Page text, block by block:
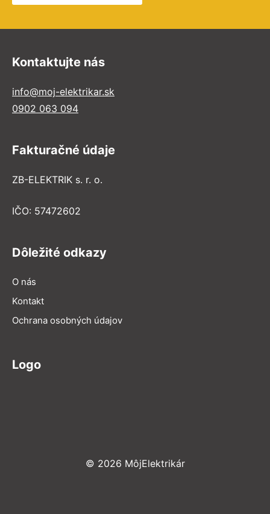
Kontaktujte nás
info@moj-elektrikar.sk
0902 063 094
Fakturačné údaje
ZB-ELEKTRIK s. r. o.
IČO: 57472602
Dôležité odkazy
O nás
Kontakt
Ochrana osobných údajov
Logo
© 2026 MôjElektrikár